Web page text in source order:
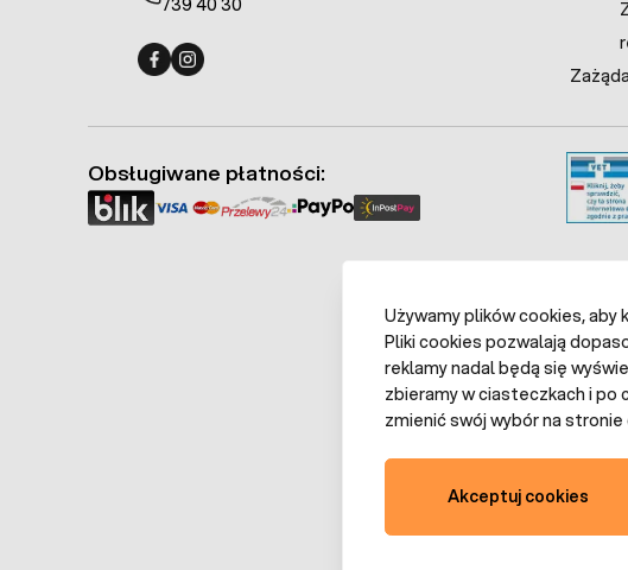
Obsługiwane płatności:
Używamy plików cookies,
Pliki cookies pozwalają
reklamy nadal będą się
zbieramy w ciasteczkach i po
zmienić swój wybór na
Akceptuj cookies